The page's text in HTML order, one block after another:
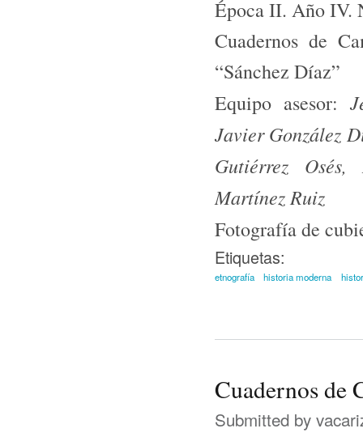
Época II. Año IV.
Cuadernos de
“Sánchez Díaz”
Equipo asesor:
Javier González
Gutiérrez Osés,
Martínez Ruiz
Fotografía de
Etiquetas:
etnografía historia moderna
Cuadernos de
Submitted by